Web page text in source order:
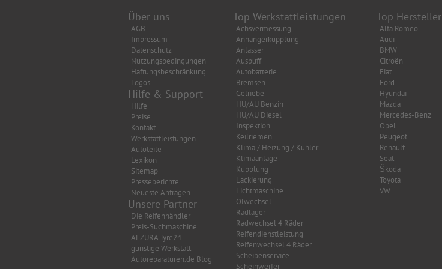
Über uns
AGB
Impressum
Datenschutz
Nutzungsbedingungen
Haftungsbeschränkung
Logos
Hilfe & Support
Hilfe
Preise
Kontakt
Werkstattleistungen
Autoteile
Lexikon
Sitemap
Presseberichte
Neueste Anfragen
Unsere Partner
Die Reifenhändler
Preis-Suchmaschine
ALZURA Tyre24
günstige Werkstatt
Autoreparaturen.de Blog
Top Werkstattleistungen
Achsvermessung
Anhängerkupplung
Anlasser
Auspuff
Autobatterie
Bremsen
Getriebe
HU/AU Benzin
HU/AU Diesel
Inspektion
Keilriemen
Klima / Heizung / Kühler
Klimaanlage
Kupplung
Lackierung
Lichtmaschine
Ölwechsel
Radlager
Radwechsel 4 Räder
Reifendienstleistung
Reifenwechsel 4 Räder
Scheibenservice
Scheinwerfer
Top Hersteller
Alfa Romeo
Audi
BMW
Citroën
Fiat
Ford
Hyundai
Mazda
Mercedes-Benz
Opel
Peugeot
Renault
Seat
Škoda
Toyota
VW